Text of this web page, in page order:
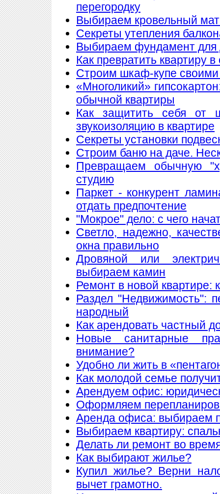
перегородку
Выбираем кровельный
Секреты утепления
Выбираем фундамент для
Как превратить квартиру
Строим шкаф-купе
«Многоликий»
обычной квартиры
Как защитить себя от
звукоизоляцию в квартире
Секреты установки
Строим баню на даче.
Превращаем обычную
студию
Паркет - конкурент
отдать предпочтение
"Мокрое" дело: с чего
Светло, надежно,
окна правильно
Дровяной или
выбираем камин
Ремонт в новой квартире:
Раздел "Недвижимость":
народный
Как арендовать частный
Новые санитарные
внимание?
Удобно ли жить в
Как молодой семье
Арендуем офис:
Оформляем
Аренда офиса: выбираем
Выбираем квартиру:
Делать ли ремонт во
Как выбирают жилье?
Купил жилье? Верни
вычет грамотно.